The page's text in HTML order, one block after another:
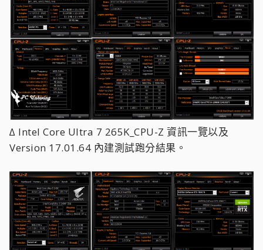
∆ Intel Core Ultra 7 265K_CPU-Z 資訊一覽以及
Version 17.01.64 內建測試跑分結果。